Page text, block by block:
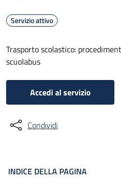
Servizio attivo
Trasporto scolastico:
scuolabus
Accedi al servizio
Condividi
INDICE DELLA PAGINA